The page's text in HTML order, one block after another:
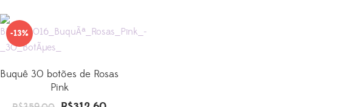
-13%
Buquê 30 botões de Rosas
Pink